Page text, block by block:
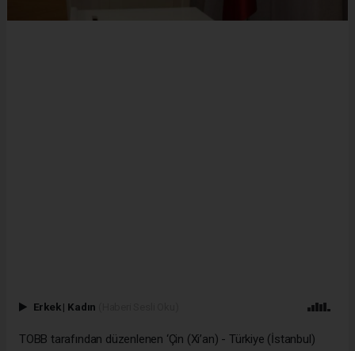
Erkek | Kadın
TOBB tarafından düzenlenen ‘Çin (Xi’an) - Türkiye (İstanbul)